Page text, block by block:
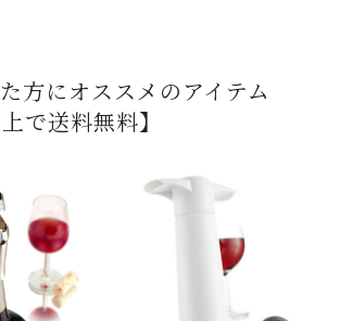
た方にオススメのアイテム
で送料無料】